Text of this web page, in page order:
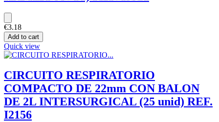
€3.18
Add to cart
Quick view
CIRCUITO RESPIRATORIO
COMPACTO DE 22mm CON BALON
DE 2L INTERSURGICAL (25 unid) REF.
I2156